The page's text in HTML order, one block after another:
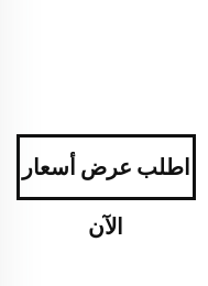
اطلب عرض أسعار
الآن